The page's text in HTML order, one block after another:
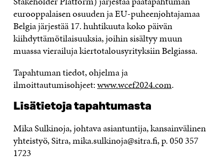
eurooppalaisen osuuden ja EU-puheenjohtajamaa
Belgia järjestää 17. huhtikuuta koko päivän
kiihdyttämötilaisuuksia, joihin sisältyy muun
muassa vierailuja kiertotalousyrityksiin Belgiassa.
Tapahtuman tiedot, ohjelma ja
ilmoittautumisohjeet:www.wcef2024.com.
Lisätietoja tapahtumasta
Mika Sulkinoja, johtava asiantuntija, kansainvälinen
yhteistyö, Sitra, mika.sulkinoja@sitra.fi, p. 050 357
1723